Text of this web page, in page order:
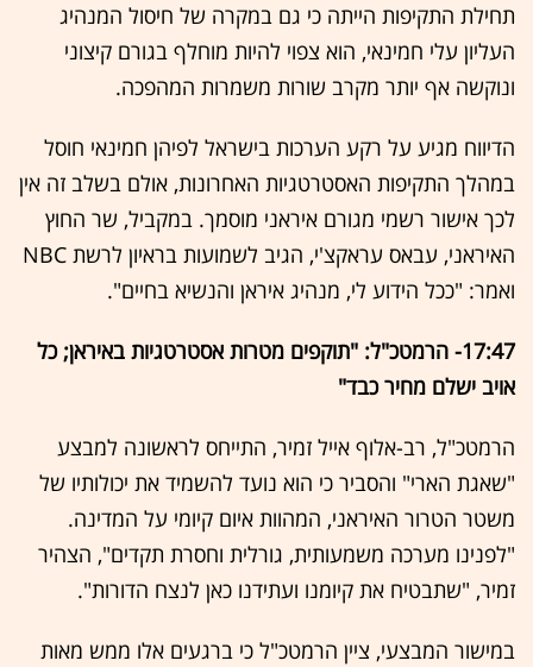
תחילת התקיפות הייתה כי גם במקרה של חיסול המנהיג
העליון עלי חמינאי, הוא צפוי להיות מוחלף בגורם קיצוני
ונוקשה אף יותר מקרב שורות משמרות המהפכה.
הדיווח מגיע על רקע הערכות בישראל לפיהן חמינאי חוסל
במהלך התקיפות האסטרטגיות האחרונות, אולם בשלב זה אין
לכך אישור רשמי מגורם איראני מוסמך. במקביל, שר החוץ
האיראני, עבאס עראקצ'י, הגיב לשמועות בראיון לרשת NBC
ואמר: "ככל הידוע לי, מנהיג איראן והנשיא בחיים".
17:47- הרמטכ"ל: "תוקפים מטרות אסטרטגיות באיראן; כל
אויב ישלם מחיר כבד"
הרמטכ"ל, רב-אלוף אייל זמיר, התייחס לראשונה למבצע
"שאגת הארי" והסביר כי הוא נועד להשמיד את יכולותיו של
משטר הטרור האיראני, המהוות איום קיומי על המדינה.
"לפנינו מערכה משמעותית, גורלית וחסרת תקדים", הצהיר
זמיר, "שתבטיח את קיומנו ועתידנו כאן לנצח הדורות".
במישור המבצעי, ציין הרמטכ"ל כי ברגעים אלו ממש מאות